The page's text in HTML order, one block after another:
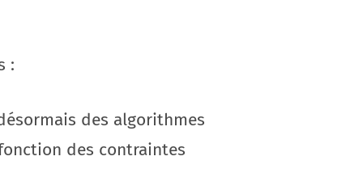
:
des algorithmes
des contraintes